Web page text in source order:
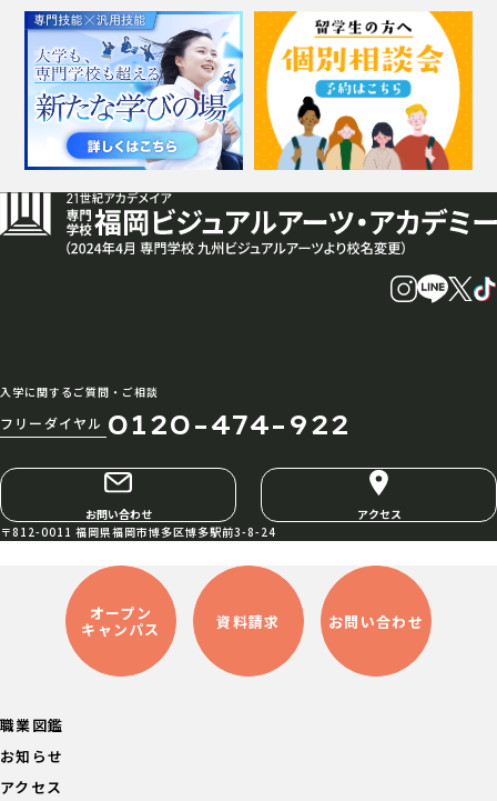
入学に関するご質問・ご相談
フリーダイヤル 0120-474-922
お問い合わせ
アクセス
〒812-0011 福岡県福岡市博多区博多駅前3-8-24
オープン
キャンパス 資料請求 お問い合わせ
職業図鑑
お知らせ
アクセス